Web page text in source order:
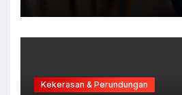
Kekerasan & Perundungan